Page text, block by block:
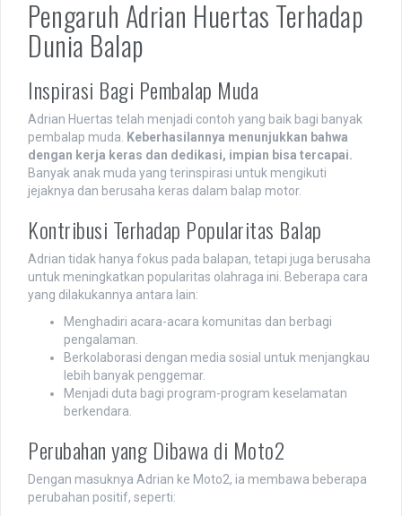
Pengaruh Adrian Huertas Terhadap
Dunia Balap
Inspirasi Bagi Pembalap Muda
Adrian Huertas telah menjadi contoh yang baik bagi banyak
pembalap muda. Keberhasilannya menunjukkan bahwa
dengan kerja keras dan dedikasi, impian bisa tercapai.
Banyak anak muda yang terinspirasi untuk mengikuti
jejaknya dan berusaha keras dalam balap motor.
Kontribusi Terhadap Popularitas Balap
Adrian tidak hanya fokus pada balapan, tetapi juga berusaha
untuk meningkatkan popularitas olahraga ini. Beberapa cara
yang dilakukannya antara lain:
Menghadiri acara-acara komunitas dan berbagi
pengalaman.
Berkolaborasi dengan media sosial untuk menjangkau
lebih banyak penggemar.
Menjadi duta bagi program-program keselamatan
berkendara.
Perubahan yang Dibawa di Moto2
Dengan masuknya Adrian ke Moto2, ia membawa beberapa
perubahan positif, seperti: